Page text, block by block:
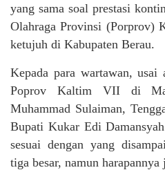
yang sama soal prestasi
Olahraga Provinsi (Porprov)
ketujuh di Kabupaten Berau.
Kepada para wartawan, usai
Poprov Kaltim VII di
Muhammad Sulaiman,
Bupati Kukar Edi
sesuai dengan yang
tiga besar, namun harapannya